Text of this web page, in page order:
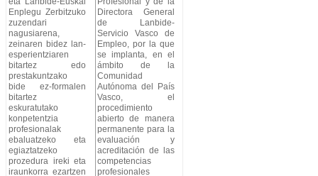
Enplegu Zerbitzuko
zuzendari
nagusiarena,
zeinaren bidez lan-
esperientziaren
bitartez edo
prestakuntzako
bide ez-formalen
bitartez
eskuratutako
konpetentzia
profesionalak
ebaluatzeko eta
egiaztatzeko
prozedura ireki eta
iraunkorra ezartzen
Directora General
de Lanbide-
Servicio Vasco de
Empleo, por la que
se implanta, en el
ámbito de la
Comunidad
Autónoma del País
Vasco, el
procedimiento
abierto de manera
permanente para la
evaluación y
acreditación de las
competencias
profesionales